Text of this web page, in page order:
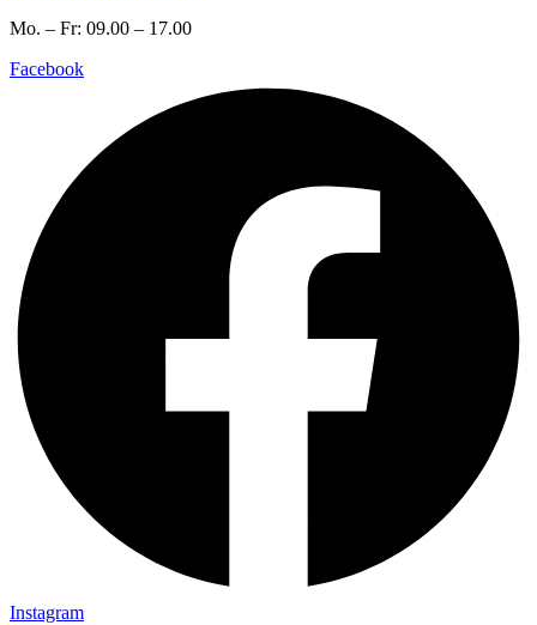
Mo. – Fr: 09.00 – 17.00
Facebook
Instagram